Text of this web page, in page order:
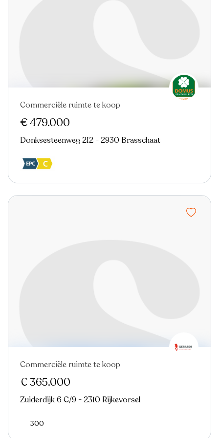
Commerciële ruimte te koop
€ 479.000
Donksesteenweg 212 - 2930 Brasschaat
Commerciële ruimte te koop
€ 365.000
Zuiderdijk 6 C/9 - 2310 Rijkevorsel
300